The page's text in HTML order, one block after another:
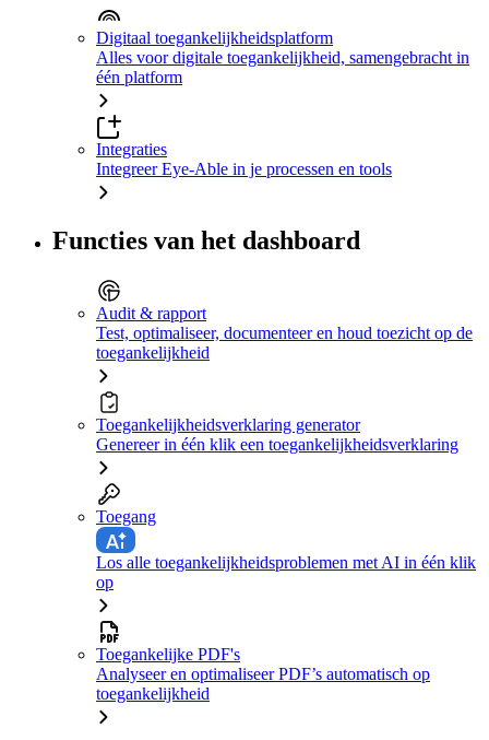
Digitaal toegankelijkheidsplatform
Alles voor digitale toegankelijkheid, samengebracht in
één platform
Integraties
Integreer Eye-Able in je processen en tools
Functies van het dashboard
Audit & rapport
Test, optimaliseer, documenteer en houd toezicht op de
toegankelijkheid
Toegankelijkheidsverklaring generator
Genereer in één klik een toegankelijkheidsverklaring
Toegang
Los alle toegankelijkheidsproblemen met AI in één klik
op
Toegankelijke PDF's
Analyseer en optimaliseer PDF’s automatisch op
toegankelijkheid